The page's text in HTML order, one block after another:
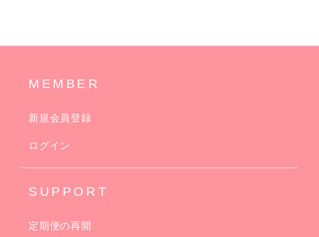
MEMBER
新規会員登録
ログイン
SUPPORT
定期便の再開